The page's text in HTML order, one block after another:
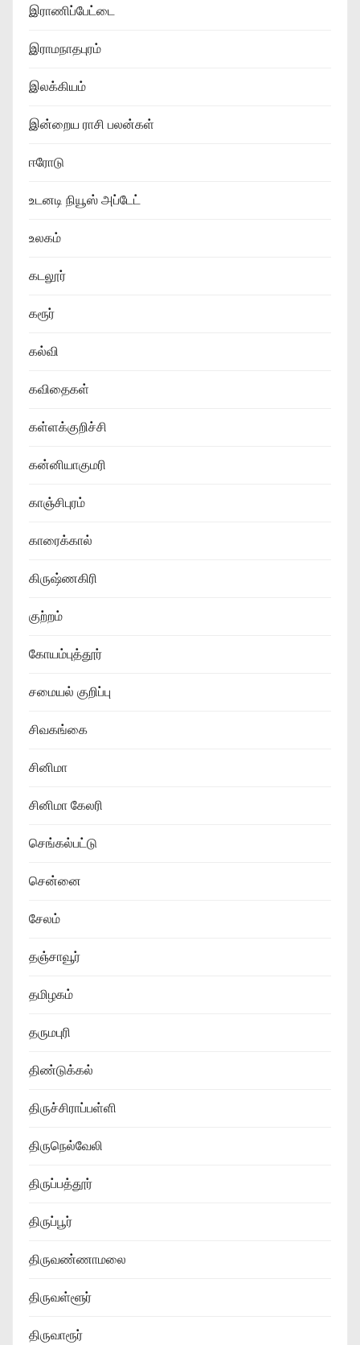
இராணிப்பேட்டை
இராமநாதபுரம்
இலக்கியம்
இன்றைய ராசி பலன்கள்
ஈரோடு
உடனடி நியூஸ் அப்டேட்
உலகம்
கடலூர்
கரூர்
கல்வி
கவிதைகள்
கள்ளக்குறிச்சி
கன்னியாகுமரி
காஞ்சிபுரம்
காரைக்கால்
கிருஷ்ணகிரி
குற்றம்
கோயம்புத்தூர்
சமையல் குறிப்பு
சிவகங்கை
சினிமா
சினிமா கேலரி
செங்கல்பட்டு
சென்னை
சேலம்
தஞ்சாவூர்
தமிழகம்
தருமபுரி
திண்டுக்கல்
திருச்சிராப்பள்ளி
திருநெல்வேலி
திருப்பத்தூர்
திருப்பூர்
திருவண்ணாமலை
திருவள்ளூர்
திருவாரூர்